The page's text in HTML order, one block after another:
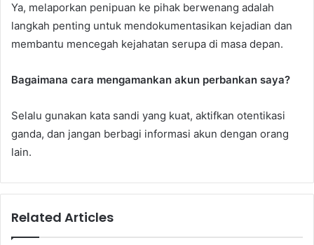
Ya, melaporkan penipuan ke pihak berwenang adalah
langkah penting untuk mendokumentasikan kejadian dan
membantu mencegah kejahatan serupa di masa depan.
Bagaimana cara mengamankan akun perbankan saya?
Selalu gunakan kata sandi yang kuat, aktifkan otentikasi
ganda, dan jangan berbagi informasi akun dengan orang
lain.
Related Articles